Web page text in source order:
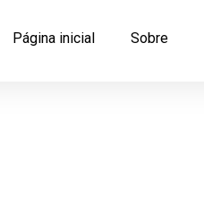
Página inicial Sobre